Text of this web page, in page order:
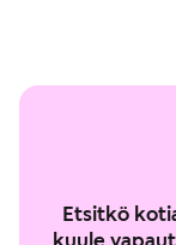
Etsitkö
kuule